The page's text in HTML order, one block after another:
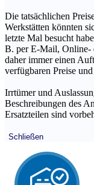
Die tatsächlichen
Werkstätten könnten
letzte Mal besucht
B. per E-Mail, Online-
daher immer einen
verfügbaren Preise
Irrtümer und
Beschreibungen des
Ersatzteilen sind
Schließen